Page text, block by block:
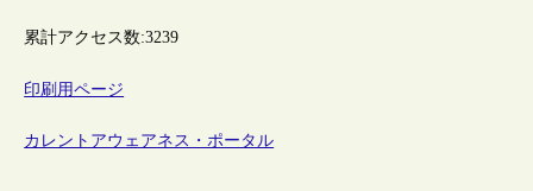
累計アクセス数:3239
印刷用ページ
カレントアウェアネス・ポータル